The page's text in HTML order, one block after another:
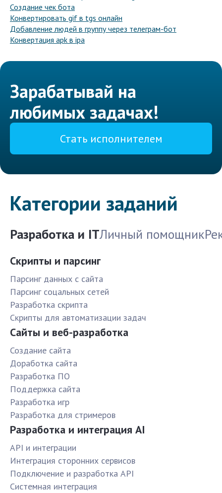
Создание чек бота
Конвертировать gif в tgs онлайн
Добавление людей в группу через телеграм-бот
Конвертация apk в ipa
Зарабатывай на
любимых задачах!
Стать исполнителем
Категории заданий
Разработка и ITЛичный помощник
Скрипты и парсинг
Парсинг данных с сайта
Парсинг соцальных сетей
Разработка скрипта
Скрипты для автоматизации задач
Сайты и веб-разработка
Создание сайта
Доработка сайта
Разработка ПО
Поддержка сайта
Разработка игр
Разработка для стримеров
Разработка и интеграция AI
API и интеграции
Интеграция сторонних сервисов
Подключение и разработка API
Системная интеграция